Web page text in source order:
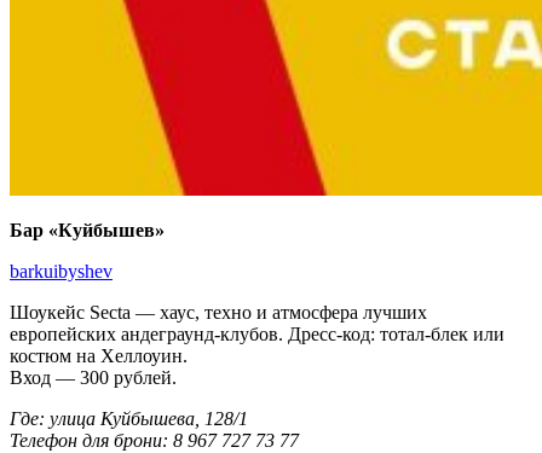
Бар «Куйбышев»
barkuibyshev
Шоукейс Secta — хаус, техно и атмосфера лучших
европейских андеграунд-клубов. Дресс-код: тотал-блек или
костюм на Хеллоуин.
Вход — 300 рублей.
Где: улица Куйбышева, 128/1
Телефон для брони: 8 967 727 73 77